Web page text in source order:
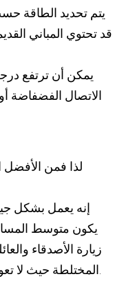
يتم تحديد الطاقة
قد تحتوي المباني
يمكن أن ترتفع
الاتصال الفضفاضة
إنه يعمل بشكل جيد
يكون متوسط
زيارة الأصدقاء
المختلطة حيث لا تعود السيارات دائمًا إلى نفس الموقف.